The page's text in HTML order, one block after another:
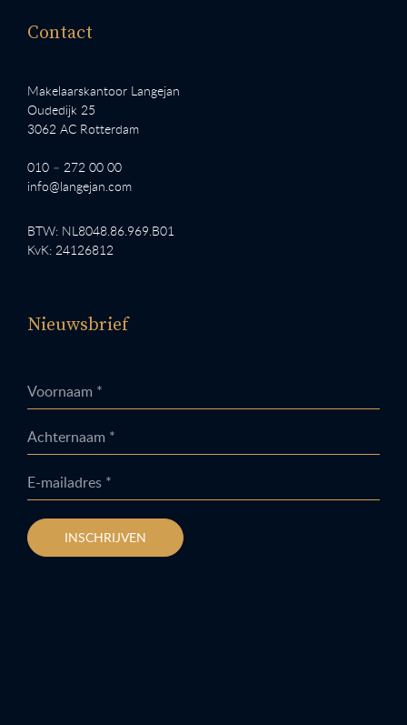
Contact
Makelaarskantoor Langejan
Oudedijk 25
3062 AC Rotterdam
010 – 272 00 00
info@langejan.com
BTW: NL8048.86.969.B01
KvK: 24126812
Nieuwsbrief
Voornaam *
Achternaam *
E-mailadres *
INSCHRIJVEN